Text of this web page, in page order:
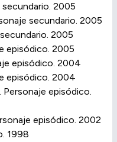
2005
secundario. 2005
2005
episódico. 2005
episódico. 2004
episódico. 2004
Personaje episódico.
episódico. 2002
1998